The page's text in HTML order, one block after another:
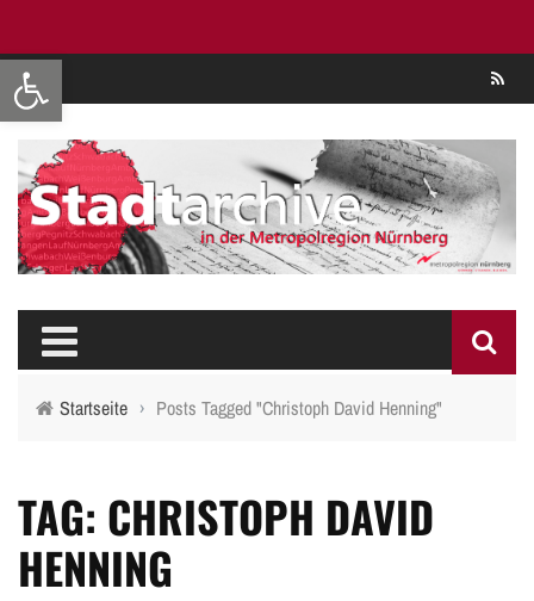
Werkzeugleiste öffnen
Startseite › Posts Tagged "Christoph David Henning"
TAG: CHRISTOPH DAVID
HENNING